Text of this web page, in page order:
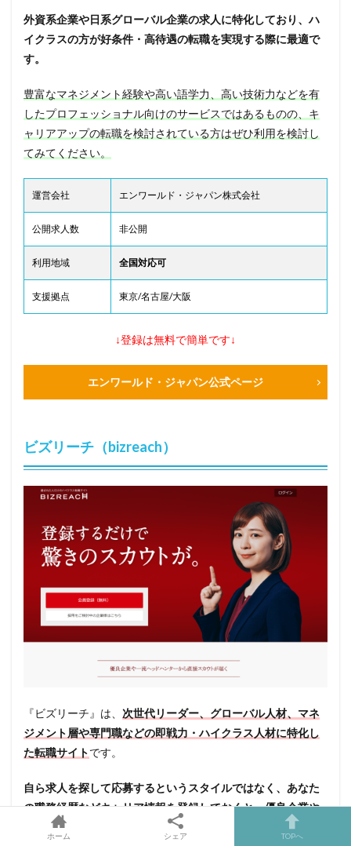
外資系企業や日系グローバル企業の求人に特化しており、ハ
イクラスの方が好条件・高待遇の転職を実現する際に最適で
す。
豊富なマネジメント経験や高い語学力、高い技術力などを有
したプロフェッショナル向けのサービスではあるものの、キ
ャリアアップの転職を検討されている方はぜひ利用を検討し
てみてください。
運営会社 エンワールド・ジャパン株式会社
公開求人数 非公開
利用地域 全国対応可
支援拠点 東京/名古屋/大阪
↓登録は無料で簡単です↓
エンワールド・ジャパン公式ページ
ビズリーチ（bizreach）
『ビズリーチ』は、 次世代リーダー、グローバル人材、マネ
ジメント層や専門職などの即戦力・ハイクラス人材に特化し
た転職サイトです。
自ら求人を探して応募するというスタイルではなく、あなた
の職務経歴などキャリア情報を登録しておくと、優良企業や
一流ヘッドハンターから直接スカウトを受けることが出来ま
ホーム シェア TOPへ